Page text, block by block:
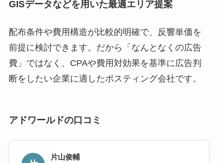
GISデータなどを用いた最適エリア提案
配布条件や費用構造が比較的明確で、反響単価を
前提に検討できます。だから「なんとなくの広告
費」ではなく、CPAや費用対効果を基準に広告判
断をしたい企業に適したポスティング会社です。
アドワールドの口コミ
片山俊輔